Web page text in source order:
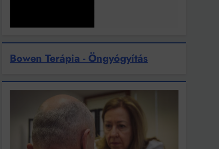
Bowen Terápia - Öngyógyítás